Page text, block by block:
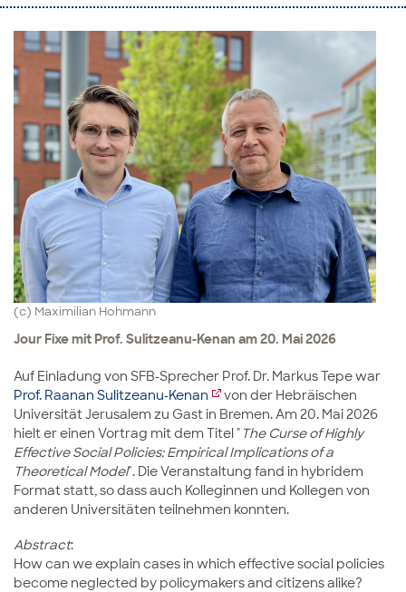
(c) Maximilian Hohmann
Jour Fixe mit Prof. Sulitzeanu-Kenan am 20. Mai 2026
Auf Einladung von SFB-Sprecher Prof. Dr. Markus Tepe war
Prof. Raanan Sulitzeanu-Kenan
von der Hebräischen
Universität Jerusalem zu Gast in Bremen. Am 20. Mai 2026
hielt er einen Vortrag mit dem Titel " The Curse of Highly
Effective Social Policies: Empirical Implications of a
Theoretical Model". Die Veranstaltung fand in hybridem
Format statt, so dass auch Kolleginnen und Kollegen von
anderen Universitäten teilnehmen konnten.
Abstract:
How can we explain cases in which effective social policies
become neglected by policymakers and citizens alike?